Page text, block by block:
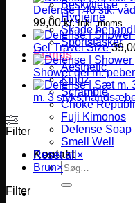
Beskyttelse
Hygiejne
Skade
Sportstasker
Brands
Aesthetic
Kingz
Scramble
Choke
Fuji Kimonos
Defense Soap
Smell Well
Kontakt
Søg
efter:
Defense | 40 stk.
99,00kr. Inkl. moms
Gel Travel Size
Shower gel m.
m. 3 styks
Filter
Reset all ×
Brun×
Filter